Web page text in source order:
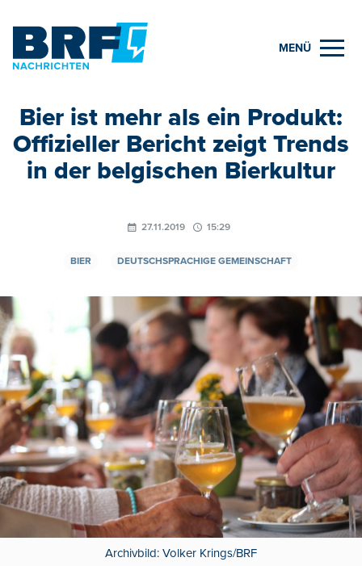
MENÜ
Bier ist mehr als ein Produkt:
Offizieller Bericht zeigt Trends
in der belgischen Bierkultur
27.11.2019 15:29
BIER DEUTSCHSPRACHIGE GEMEINSCHAFT
Archivbild: Volker Krings/BRF